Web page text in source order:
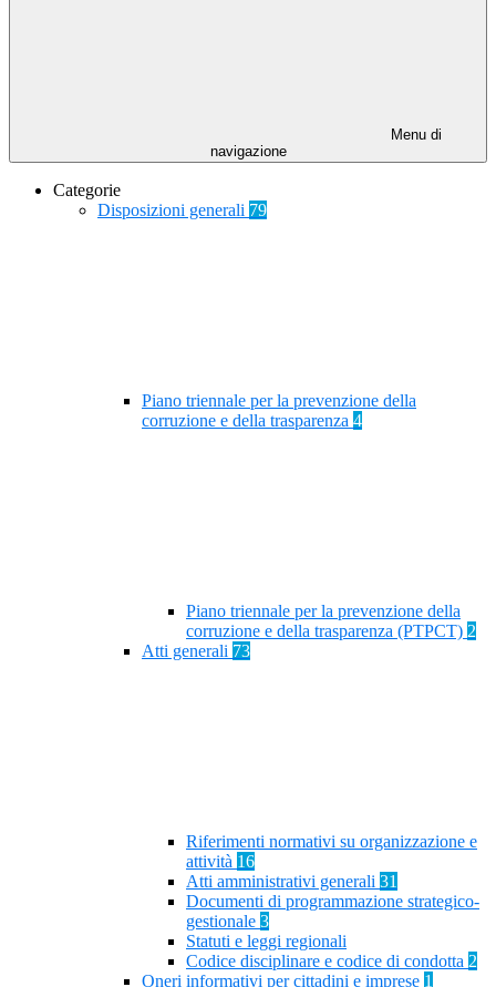
Menu di
navigazione
Categorie
Disposizioni generali 79
Piano triennale per la prevenzione della
corruzione e della trasparenza 4
Piano triennale per la prevenzione della
corruzione e della trasparenza (PTPCT) 2
Atti generali 73
Riferimenti normativi su organizzazione e
attività 16
Atti amministrativi generali 31
Documenti di programmazione strategico-
gestionale 3
Statuti e leggi regionali
Codice disciplinare e codice di condotta 2
Oneri informativi per cittadini e imprese 1